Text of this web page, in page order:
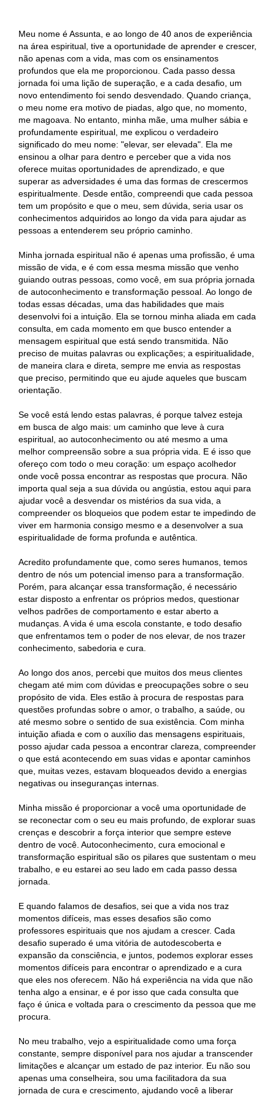
Meu nome é Assunta, e ao longo de 40 anos de experiência
na área espiritual, tive a oportunidade de aprender e crescer,
não apenas com a vida, mas com os ensinamentos
profundos que ela me proporcionou. Cada passo dessa
jornada foi uma lição de superação, e a cada desafio, um
novo entendimento foi sendo desvendado. Quando criança,
o meu nome era motivo de piadas, algo que, no momento,
me magoava. No entanto, minha mãe, uma mulher sábia e
profundamente espiritual, me explicou o verdadeiro
significado do meu nome: "elevar, ser elevada". Ela me
ensinou a olhar para dentro e perceber que a vida nos
oferece muitas oportunidades de aprendizado, e que
superar as adversidades é uma das formas de crescermos
espiritualmente. Desde então, compreendi que cada pessoa
tem um propósito e que o meu, sem dúvida, seria usar os
conhecimentos adquiridos ao longo da vida para ajudar as
pessoas a entenderem seu próprio caminho.
Minha jornada espiritual não é apenas uma profissão, é uma
missão de vida, e é com essa mesma missão que venho
guiando outras pessoas, como você, em sua própria jornada
de autoconhecimento e transformação pessoal. Ao longo de
todas essas décadas, uma das habilidades que mais
desenvolvi foi a intuição. Ela se tornou minha aliada em cada
consulta, em cada momento em que busco entender a
mensagem espiritual que está sendo transmitida. Não
preciso de muitas palavras ou explicações; a espiritualidade,
de maneira clara e direta, sempre me envia as respostas
que preciso, permitindo que eu ajude aqueles que buscam
orientação.
Se você está lendo estas palavras, é porque talvez esteja
em busca de algo mais: um caminho que leve à cura
espiritual, ao autoconhecimento ou até mesmo a uma
melhor compreensão sobre a sua própria vida. E é isso que
ofereço com todo o meu coração: um espaço acolhedor
onde você possa encontrar as respostas que procura. Não
importa qual seja a sua dúvida ou angústia, estou aqui para
ajudar você a desvendar os mistérios da sua vida, a
compreender os bloqueios que podem estar te impedindo de
viver em harmonia consigo mesmo e a desenvolver a sua
espiritualidade de forma profunda e autêntica.
Acredito profundamente que, como seres humanos, temos
dentro de nós um potencial imenso para a transformação.
Porém, para alcançar essa transformação, é necessário
estar disposto a enfrentar os próprios medos, questionar
velhos padrões de comportamento e estar aberto a
mudanças. A vida é uma escola constante, e todo desafio
que enfrentamos tem o poder de nos elevar, de nos trazer
conhecimento, sabedoria e cura.
Ao longo dos anos, percebi que muitos dos meus clientes
chegam até mim com dúvidas e preocupações sobre o seu
propósito de vida. Eles estão à procura de respostas para
questões profundas sobre o amor, o trabalho, a saúde, ou
até mesmo sobre o sentido de sua existência. Com minha
intuição afiada e com o auxílio das mensagens espirituais,
posso ajudar cada pessoa a encontrar clareza, compreender
o que está acontecendo em suas vidas e apontar caminhos
que, muitas vezes, estavam bloqueados devido a energias
negativas ou inseguranças internas.
Minha missão é proporcionar a você uma oportunidade de
se reconectar com o seu eu mais profundo, de explorar suas
crenças e descobrir a força interior que sempre esteve
dentro de você. Autoconhecimento, cura emocional e
transformação espiritual são os pilares que sustentam o meu
trabalho, e eu estarei ao seu lado em cada passo dessa
jornada.
E quando falamos de desafios, sei que a vida nos traz
momentos difíceis, mas esses desafios são como
professores espirituais que nos ajudam a crescer. Cada
desafio superado é uma vitória de autodescoberta e
expansão da consciência, e juntos, podemos explorar esses
momentos difíceis para encontrar o aprendizado e a cura
que eles nos oferecem. Não há experiência na vida que não
tenha algo a ensinar, e é por isso que cada consulta que
faço é única e voltada para o crescimento da pessoa que me
procura.
No meu trabalho, vejo a espiritualidade como uma força
constante, sempre disponível para nos ajudar a transcender
limitações e alcançar um estado de paz interior. Eu não sou
apenas uma conselheira, sou uma facilitadora da sua
jornada de cura e crescimento, ajudando você a liberar